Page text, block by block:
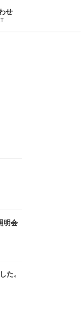
せ
明会
た。